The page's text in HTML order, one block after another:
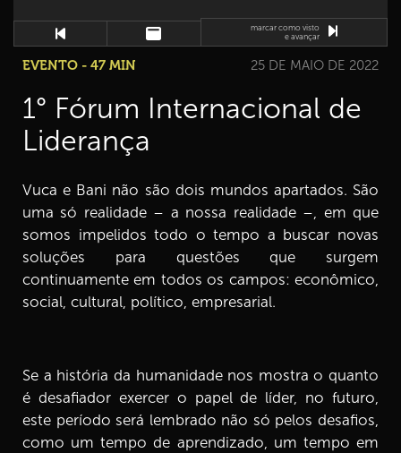
marcar como visto
e avançar
EVENTO - 47 MIN 25 DE MAIO DE 2022
1° Fórum Internacional de
Liderança
Vuca e Bani não são dois mundos apartados. São
uma só realidade – a nossa realidade –, em que
somos impelidos todo o tempo a buscar novas
soluções para questões que surgem
continuamente em todos os campos: econômico,
social, cultural, político, empresarial.
Se a história da humanidade nos mostra o quanto
é desafiador exercer o papel de líder, no futuro,
este período será lembrado não só pelos desafios,
como um tempo de aprendizado, um tempo em